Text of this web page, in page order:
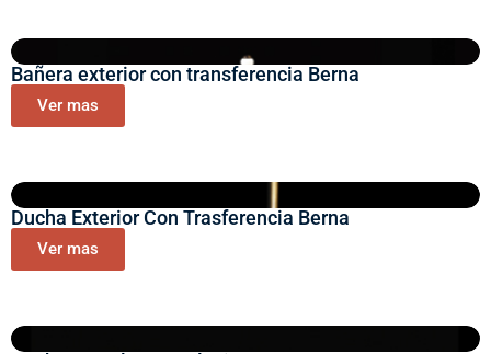
Bañera exterior con transferencia Berna
Ver mas
Ducha Exterior Con Trasferencia Berna
Ver mas